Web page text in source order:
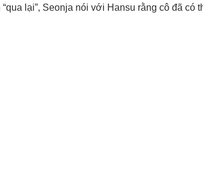
lại”, Seonja nói với Hansu rằng cô đã có